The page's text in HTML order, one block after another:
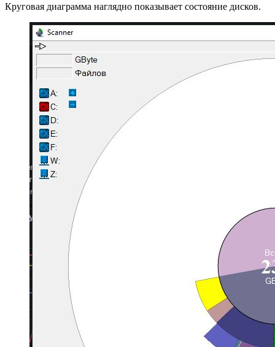
Круговая диаграмма наглядно показывает состояние дисков.